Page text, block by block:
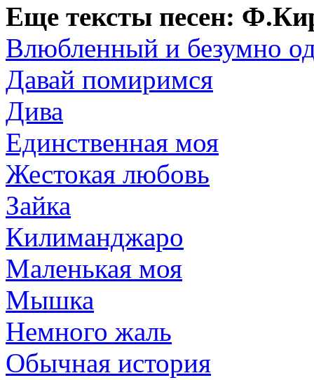
Еще тексты песен:
Влюбленный и безумно
Давай помиримся
Дива
Единственная моя
Жестокая любовь
Зайка
Килиманджаро
Маленькая моя
Мышка
Немного жаль
Обычная история